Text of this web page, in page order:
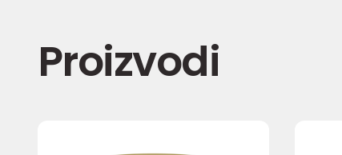
Proizvodi